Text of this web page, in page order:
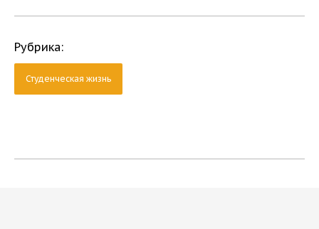
Рубрика:
Студенческая жизнь